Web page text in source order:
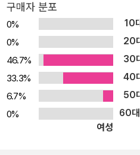
“사이?” “저기와 여기의 사이. 마법
상상력이나 창의성은 호기심에서
면 새로운 세계에 한 발짝도 내딛
한 상상의 힘은 우리의 삶에 마법
법과도 같은 세계를 만나게 하기도
람만이 만날 수 있는 최고의 선물
여행>은 자신이 꿈꾸는 세계에 대
여행을 가능하게 하는지를 보여 준다. “레온, 정말 사라졌던 거야?”
구매자 분포
0% 10
0%
20
46.7%
30
33.3%
40
6.7%
50
0%
60대
여성